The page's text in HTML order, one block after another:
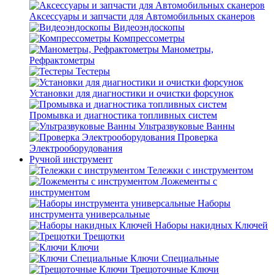
Аксессуары и запчасти для Автомобильных сканеров
Видеоэндоскопы
Компрессометры
Манометры,
Рефрактометры
Тестеры
Установки для диагностики и очистки форсунок
Промывка и диагностика топливных систем
Ультразвуковые Ванны
Проверка
Электрооборудования
Ручной инструмент
Тележки с инструментом
Ложементы с
инструментом
Наборы
инструмента универсальные
Наборы накидных Ключей
Трещотки
Ключи
Ключи Специальные
Трещоточные Ключи